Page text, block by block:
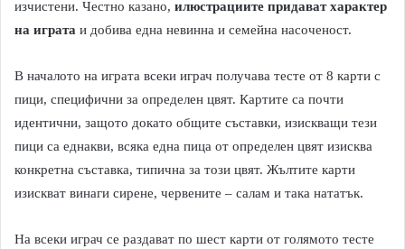
изчистени. Честно казано, илюстрациите придават характер
на играта и добива една невинна и семейна насоченост.
В началото на играта всеки играч получава тесте от 8 карти с
пици, специфични за определен цвят. Картите са почти
идентични, защото докато общите съставки, изискващи тези
пици са еднакви, всяка една пица от определен цвят изисква
конкретна съставка, типична за този цвят. Жълтите карти
изискват винаги сирене, червените – салам и така нататък.
На всеки играч се раздават по шест карти от голямото тесте